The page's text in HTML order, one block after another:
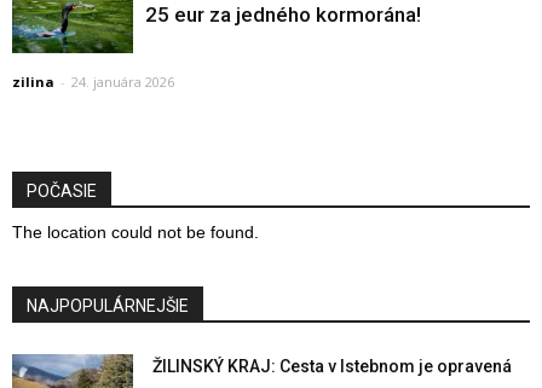
25 eur za jedného kormorána!
zilina - 24. januára 2026
POČASIE
The location could not be found.
NAJPOPULÁRNEJŠIE
ŽILINSKÝ KRAJ: Cesta v Istebnom je opravená